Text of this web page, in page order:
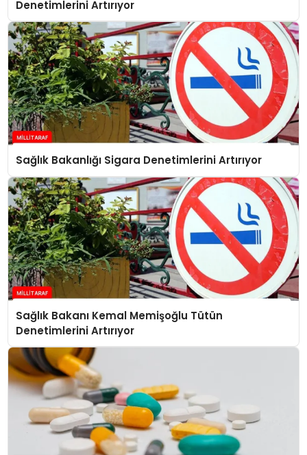
Denetimlerini Artırıyor
Sağlık Bakanlığı Sigara Denetimlerini Artırıyor
Sağlık Bakanı Kemal Memişoğlu Tütün
Denetimlerini Artırıyor